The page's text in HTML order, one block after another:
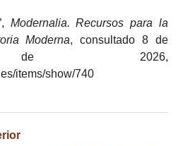
Modernalia. Recursos para la
Moderna, consultado 8 de
de 2026,
items/show/740